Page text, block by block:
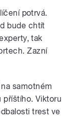
potrvá.
bude chtít
tak
Zazní
samotném
příštího. Viktoru
trest ve